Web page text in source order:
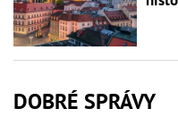
DOBRÉ SPRÁVY